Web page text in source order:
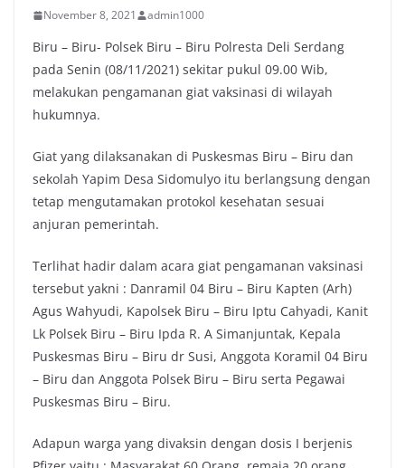
November 8, 2021 admin1000
Biru – Biru- Polsek Biru – Biru Polresta Deli Serdang
pada Senin (08/11/2021) sekitar pukul 09.00 Wib,
melakukan pengamanan giat vaksinasi di wilayah
hukumnya.
Giat yang dilaksanakan di Puskesmas Biru – Biru dan
sekolah Yapim Desa Sidomulyo itu berlangsung dengan
tetap mengutamakan protokol kesehatan sesuai
anjuran pemerintah.
Terlihat hadir dalam acara giat pengamanan vaksinasi
tersebut yakni : Danramil 04 Biru – Biru Kapten (Arh)
Agus Wahyudi, Kapolsek Biru – Biru Iptu Cahyadi, Kanit
Lk Polsek Biru – Biru Ipda R. A Simanjuntak, Kepala
Puskesmas Biru – Biru dr Susi, Anggota Koramil 04 Biru
– Biru dan Anggota Polsek Biru – Biru serta Pegawai
Puskesmas Biru – Biru.
Adapun warga yang divaksin dengan dosis I berjenis